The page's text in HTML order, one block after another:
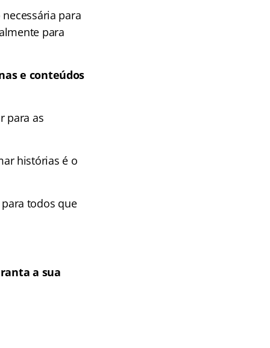
para
para
e conteúdos
para as
histórias é o
para todos que
a sua